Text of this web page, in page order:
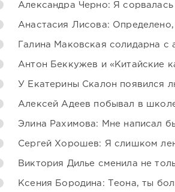
Александра Черно: Я сорвалась
Анастасия Лисова: Определено,
Галина Маковская солидарна
Антон Беккужев и «Китайские
У Екатерины Скалон появился
Алексей Адеев побывал в
Элина Рахимова: Мне написал
Сергей Хорошев: Я слишком
Виктория Дилье сменила не
Ксения Бородина: Теона, ты